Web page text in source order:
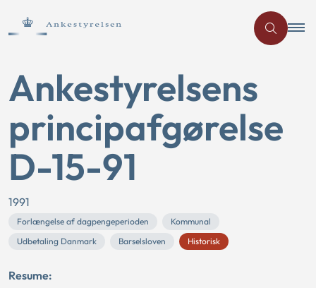
Ankestyrelsens
principafgørelse
D-15-91
1991
Forlængelse af dagpengeperioden
Kommunal
Udbetaling Danmark
Barselsloven Historisk
Resume: